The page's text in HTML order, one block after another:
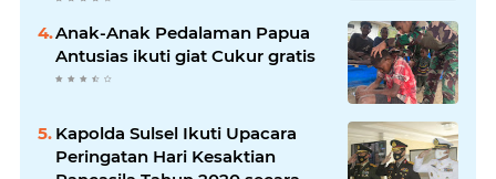
Anak-Anak Pedalaman Papua
Antusias ikuti giat Cukur gratis
Kapolda Sulsel Ikuti Upacara
Peringatan Hari Kesaktian